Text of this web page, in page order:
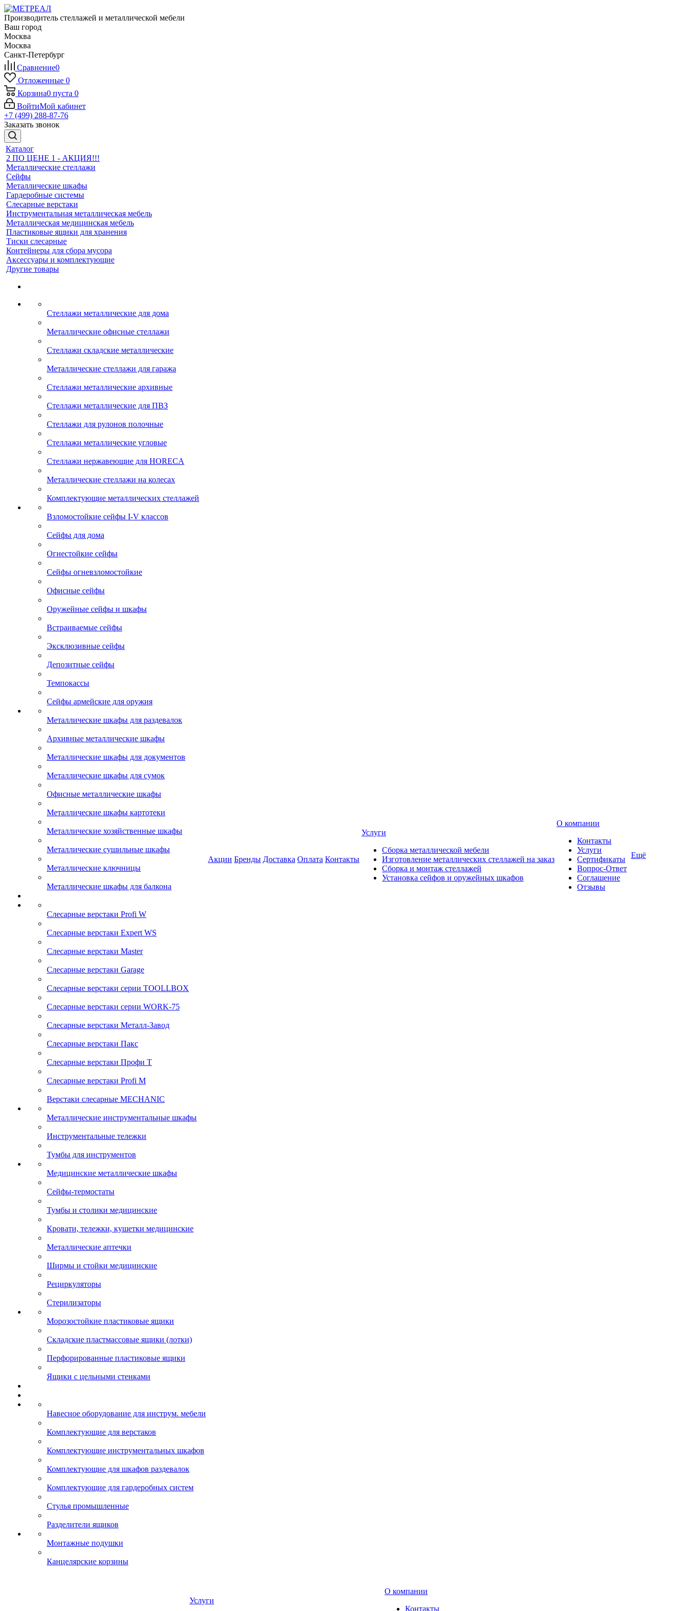
Производитель стеллажей и металлической мебели
Ваш город
Москва
Москва
Санкт-Петербург
Сравнение0
Отложенные 0
Корзина0 пуста 0
ВойтиМой кабинет
+7 (499) 288-87-76
Заказать звонок
Каталог
2 ПО ЦЕНЕ 1 - АКЦИЯ!!!
Металлические стеллажи
Сейфы
Металлические шкафы
Гардеробные системы
Слесарные верстаки
Инструментальная металлическая мебель
Металлическая медицинская мебель
Пластиковые ящики для хранения
Тиски слесарные
Контейнеры для сбора мусора
Аксессуары и комплектующие
Другие товары
Стеллажи металлические для дома
Металлические офисные стеллажи
Стеллажи складские металлические
Металлические стеллажи для гаража
Стеллажи металлические архивные
Стеллажи металлические для ПВЗ
Стеллажи для рулонов полочные
Стеллажи металлические угловые
Стеллажи нержавеющие для HORECA
Металлические стеллажи на колесах
Комплектующие металлических стеллажей
Взломостойкие сейфы I-V классов
Сейфы для дома
Огнестойкие сейфы
Сейфы огневзломостойкие
Офисные сейфы
Оружейные сейфы и шкафы
Встраиваемые сейфы
Эксклюзивные сейфы
Депозитные сейфы
Темпокассы
Сейфы армейские для оружия
Металлические шкафы для раздевалок
Архивные металлические шкафы
Металлические шкафы для документов
Металлические шкафы для сумок
Офисные металлические шкафы
Металлические шкафы картотеки
Металлические хозяйственные шкафы
Металлические сушильные шкафы
Металлические ключницы
Металлические шкафы для балкона
Слесарные верстаки Profi W
Слесарные верстаки Expert WS
Слесарные верстаки Master
Слесарные верстаки Garage
Слесарные верстаки серии TOOLLBOX
Слесарные верстаки серии WORK-75
Слесарные верстаки Металл-Завод
Слесарные верстаки Пакс
Слесарные верстаки Профи Т
Слесарные верстаки Profi M
Верстаки слесарные MECHANIC
Металлические инструментальные шкафы
Инструментальные тележки
Тумбы для инструментов
Медицинские металлические шкафы
Сейфы-термостаты
Тумбы и столики медицинские
Кровати, тележки, кушетки медицинские
Металлические аптечки
Ширмы и стойки медицинские
Рециркуляторы
Стерилизаторы
Морозостойкие пластиковые ящики
Складские пластмассовые ящики (лотки)
Перфорированные пластиковые ящики
Ящики с цельными стенками
Навесное оборудование для инструм. мебели
Комплектующие для верстаков
Комплектующие инструментальных шкафов
Комплектующие для шкафов раздевалок
Комплектующие для гардеробных систем
Стулья промышленные
Разделители ящиков
Монтажные подушки
Канцелярские корзины
Акции Бренды Доставка Оплата Контакты
Услуги
Сборка металлической мебели
Изготовление металлических стеллажей на заказ
Сборка и монтаж стеллажей
Установка сейфов и оружейных шкафов
О компании
Контакты
Услуги
Сертификаты
Вопрос-Ответ
Соглашение
Отзывы
Ещё
Услуги
О компании
Контакты